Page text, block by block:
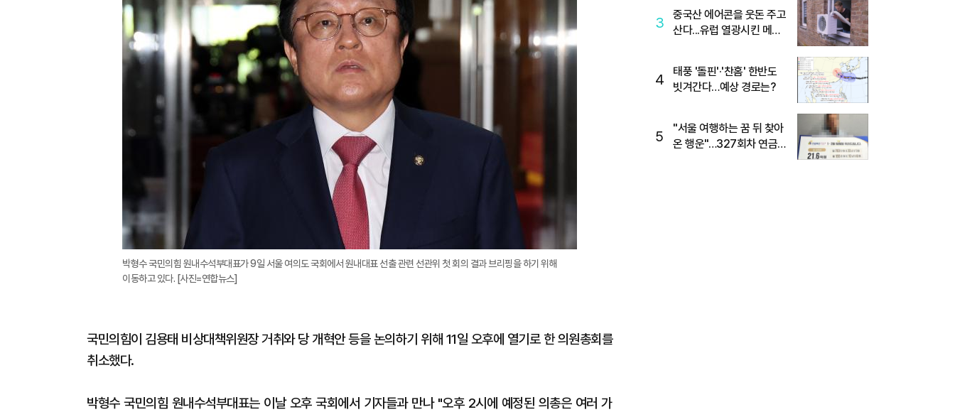
대
박형수 국민의힘 원내수석부대표가 9일 서울 여의도 국회에서 원내대표 선출 관련 선관위 첫 회의 결과 브리핑을 하기 위해
이동하고 있다. [사진=연합뉴스]
국민의힘이 김용태 비상대책위원장 거취와 당 개혁안 등을 논의하기 위해 11일 오후에 열기로 한 의원총회를
취소했다.
박형수 국민의힘 원내수석부대표는 이날 오후 국회에서 기자들과 만나 "오후 2시에 예정된 의총은 여러 가
3
중국산 에어콘을 웃돈 주고
산다...유럽 열광시킨 메이
4
태풍 '돌핀'·'찬홈' 한반도
빗겨간다…예상 경로는?
5
"서울 여행하는 꿈 뒤 찾아
온 행운"…327회차 연금